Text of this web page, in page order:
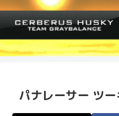
パナレーサー ツ